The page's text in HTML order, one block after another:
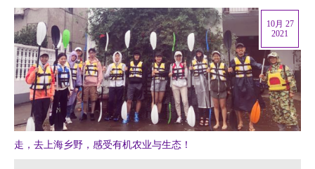
走，去上海乡野，感受有机农业与生态！
10月 27
2021